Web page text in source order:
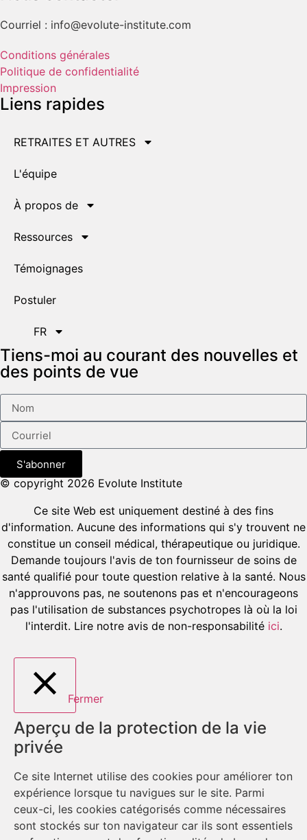
Courriel : info@evolute-institute.com
Conditions générales
Politique de confidentialité
Impression
Liens rapides
RETRAITES ET AUTRES
L'équipe
À propos de
Ressources
Témoignages
Postuler
FR
Tiens-moi au courant des nouvelles et
des points de vue
S'abonner
© copyright 2026 Evolute Institute
Ce site Web est uniquement destiné à des fins
d'information. Aucune des informations qui s'y trouvent ne
constitue un conseil médical, thérapeutique ou juridique.
Demande toujours l'avis de ton fournisseur de soins de
santé qualifié pour toute question relative à la santé. Nous
n'approuvons pas, ne soutenons pas et n'encourageons
pas l'utilisation de substances psychotropes là où la loi
l'interdit. Lire notre avis de non-responsabilité ici.
Fermer
Aperçu de la protection de la vie
privée
Ce site Internet utilise des cookies pour améliorer ton
expérience lorsque tu navigues sur le site. Parmi
ceux-ci, les cookies catégorisés comme nécessaires
sont stockés sur ton navigateur car ils sont essentiels